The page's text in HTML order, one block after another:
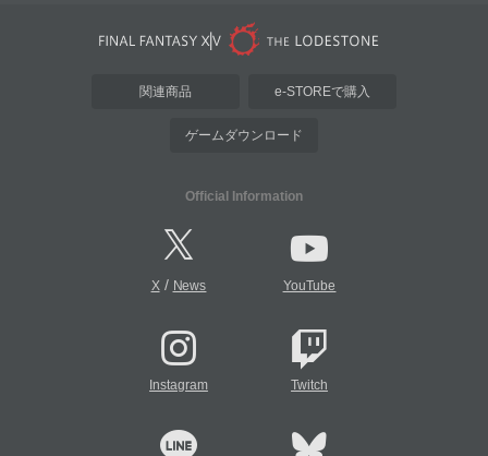
関連商品 e-STOREで購入
ゲームダウンロード
Official Information
X/ News YouTube
Instagram Twitch